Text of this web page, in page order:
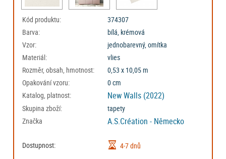
Kód produktu:
374307
Barva:
bílá, krémová
Vzor:
jednobarevný, omítka
Materiál:
vlies
Rozměr, obsah, hmotnost:
0,53 x 10,05 m
Opakování vzoru:
0 cm
Katalog, platnost:
New Walls (2022)
Skupina zboží:
tapety
Značka
A.S.Création - Německo
Dostupnost: 4-7 dnů